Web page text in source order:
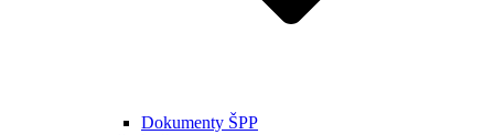
Dokumenty ŠPP